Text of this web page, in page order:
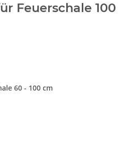
Feuerschale 100
60 - 100 cm